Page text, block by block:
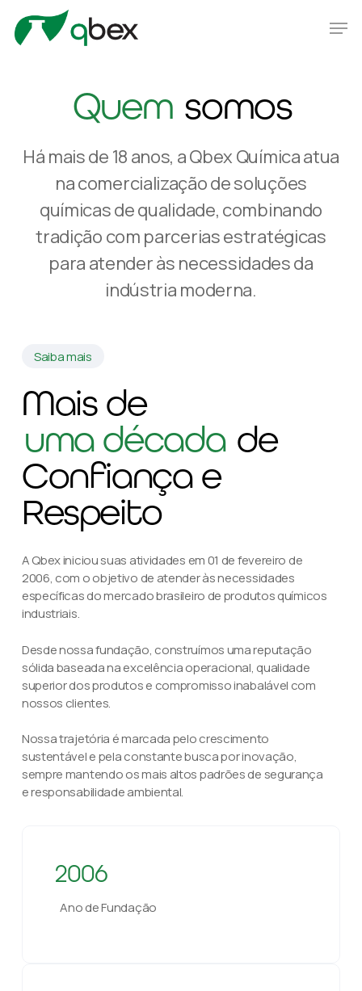
main
Quem somos
Há mais de 18 anos, a Qbex Química atua
na comercialização de soluções
químicas de qualidade, combinando
tradição com parcerias estratégicas
para atender às necessidades da
indústria moderna.
Saiba mais
Mais de
uma década de
Confiança e
Respeito
A Qbex iniciou suas atividades em 01 de fevereiro de
2006, com o objetivo de atender às necessidades
específicas do mercado brasileiro de produtos químicos
industriais.
Desde nossa fundação, construímos uma reputação
sólida baseada na excelência operacional, qualidade
superior dos produtos e compromisso inabalável com
nossos clientes.
Nossa trajetória é marcada pelo crescimento
sustentável e pela constante busca por inovação,
sempre mantendo os mais altos padrões de segurança
e responsabilidade ambiental.
2006
Ano de Fundação